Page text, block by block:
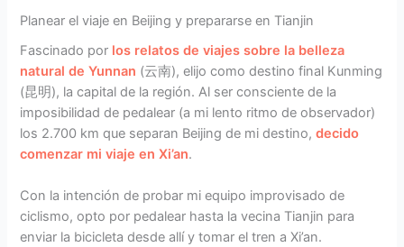
Planear el viaje en Beijing y prepararse en Tianjin
Fascinado por los relatos de viajes sobre la belleza
natural de Yunnan (云南), elijo como destino final Kunming
(昆明), la capital de la región. Al ser consciente de la
imposibilidad de pedalear (a mi lento ritmo de observador)
los 2.700 km que separan Beijing de mi destino,decido
comenzar mi viaje en Xi’an.
Con la intención de probar mi equipo improvisado de
ciclismo, opto por pedalear hasta la vecina Tianjin para
enviar la bicicleta desde allí y tomar el tren a Xi’an.